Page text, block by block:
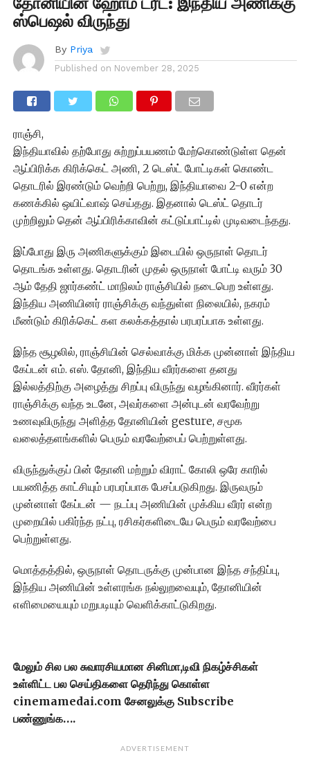
ஸ்பெஷல் விருந்து
By Priya
Published on November 28, 2025
ராஞ்சி,
இந்தியாவில் தற்போது சுற்றுப்பயணம் மேற்கொண்டுள்ள தென்
ஆப்பிரிக்க கிரிக்கெட் அணி, 2 டெஸ்ட் போட்டிகள் கொண்ட
தொடரில் இரண்டும் வெற்றி பெற்று, இந்தியாவை 2-0 என்ற
கணக்கில் ஒயிட்வாஷ் செய்தது. இதனால் டெஸ்ட் தொடர்
முற்றிலும் தென் ஆப்பிரிக்காவின் கட்டுப்பாட்டில் முடிவடைந்தது.
இப்போது இரு அணிகளுக்கும் இடையில் ஒருநாள் தொடர்
தொடங்க உள்ளது. தொடரின் முதல் ஒருநாள் போட்டி வரும் 30
ஆம் தேதி ஜார்கண்ட் மாநிலம் ராஞ்சியில் நடைபெற உள்ளது.
இந்திய அணியினர் ராஞ்சிக்கு வந்துள்ள நிலையில், நகரம்
மீண்டும் கிரிக்கெட் கள கலக்கத்தால் பரபரப்பாக உள்ளது.
இந்த சூழலில், ராஞ்சியின் செல்வாக்கு மிக்க முன்னாள் இந்திய
கேப்டன் எம். எஸ். தோனி, இந்திய வீரர்களை தனது
இல்லத்திற்கு அழைத்து சிறப்பு விருந்து வழங்கினார். வீரர்கள்
ராஞ்சிக்கு வந்த உடனே, அவர்களை அன்புடன் வரவேற்று
உணவுவிருந்து அளித்த தோனியின் gesture, சமூக
வலைத்தளங்களில் பெரும் வரவேற்பைப் பெற்றுள்ளது.
விருந்துக்குப் பின் தோனி மற்றும் விராட் கோலி ஒரே காரில்
பயணித்த காட்சியும் பரபரப்பாக பேசப்படுகிறது. இருவரும்
முன்னாள் கேப்டன் — நடப்பு அணியின் முக்கிய வீரர் என்ற
முறையில் பகிர்ந்த நட்பு, ரசிகர்களிடையே பெரும் வரவேற்பை
பெற்றுள்ளது.
மொத்தத்தில், ஒருநாள் தொடருக்கு முன்பான இந்த சந்திப்பு,
இந்திய அணியின் உள்ளரங்க நல்லுறவையும், தோனியின்
எளிமையையும் மறுபடியும் வெளிக்காட்டுகிறது.
மேலும் சில பல சுவாரசியமான சினிமா,டிவி நிகழ்ச்சிகள்
உள்ளிட்ட பல செய்திகளை தெரிந்து கொள்ள
cinemamedai.com சேனலுக்கு Subscribe
பண்ணுங்க….
ADVERTISEMENT